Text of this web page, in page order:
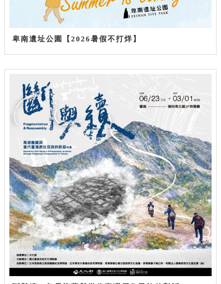
卑南遺址公園【2026暑假不打烊】